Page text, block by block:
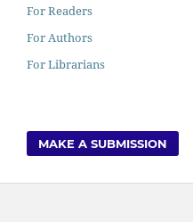
For Readers
For Authors
For Librarians
MAKE A SUBMISSION